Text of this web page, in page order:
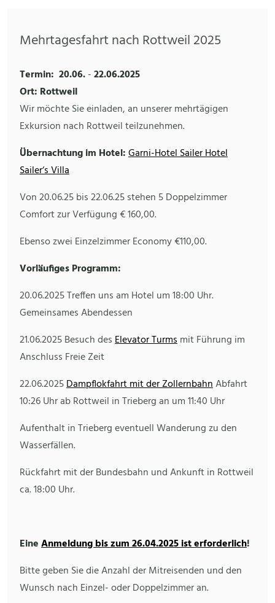
Mehrtagesfahrt nach Rottweil 2025
Termin: 20.06.-22.06.2025
Ort: Rottweil
Wir möchte Sie einladen, an unserer mehrtägigen
Exkursion nach Rottweil teilzunehmen.
Übernachtung im Hotel:Garni-Hotel Sailer Hotel
Sailer‘s Villa
Von 20.06.25 bis 22.06.25 stehen 5 Doppelzimmer
Comfort zur Verfügung € 160,00.
Ebenso zwei Einzelzimmer Economy €110,00.
Vorläufiges Programm:
20.06.2025 Treffen uns am Hotel um 18:00 Uhr.
Gemeinsames Abendessen
21.06.2025 Besuch desElevator Turmsmit Führung im
Anschluss Freie Zeit
22.06.2025Dampflokfahrt mit der ZollernbahnAbfahrt
10:26 Uhr ab Rottweil in Trieberg an um 11:40 Uhr
Aufenthalt in Trieberg eventuell Wanderung zu den
Wasserfällen.
Rückfahrt mit der Bundesbahn und Ankunft in Rottweil
ca. 18:00 Uhr.
EineAnmeldung bis zum 26.04.2025 ist erforderlich!
Bitte geben Sie die Anzahl der Mitreisenden und den
Wunsch nach Einzel- oder Doppelzimmer an.